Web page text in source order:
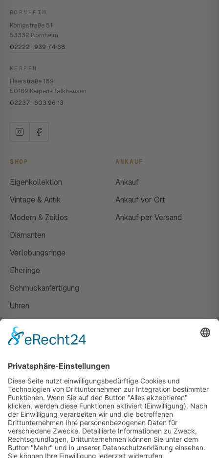
BORNHEIM
Königstraße 51
53332 Bornheim
02222 · 939 74 68
KERPEN
Heerstraße 189
50169 Kerpen-Balkhausen
02237 · 603 96 13
SHOP
Eigenkollektion
Vintage & Antik
Modern & Zeitlos
Diamanten
Verlobungsringe
Eheringe
Schmuckanfertigung
Uhren
ANKAUF
Ankauf
Ankauf vor Ort
Ankauf per Versand
Susanne Steiger
Geschäfte
Newsletter
Kontakt